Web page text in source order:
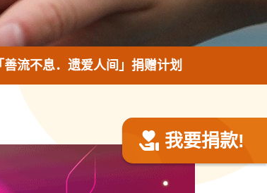
善流不息．遗爱人间」捐赠计划
我要捐款!